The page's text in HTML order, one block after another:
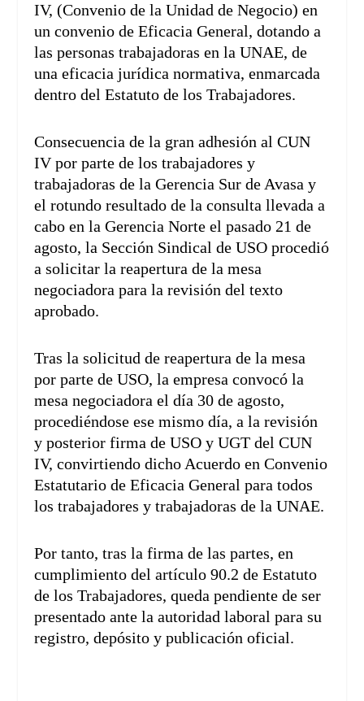
IV, (Convenio de la Unidad de Negocio) en
un convenio de Eficacia General, dotando a
las personas trabajadoras en la UNAE, de
una eficacia jurídica normativa, enmarcada
dentro del Estatuto de los Trabajadores.
Consecuencia de la gran adhesión al CUN
IV por parte de los trabajadores y
trabajadoras de la Gerencia Sur de Avasa y
el rotundo resultado de la consulta llevada a
cabo en la Gerencia Norte el pasado 21 de
agosto, la Sección Sindical de USO procedió
a solicitar la reapertura de la mesa
negociadora para la revisión del texto
aprobado.
Tras la solicitud de reapertura de la mesa
por parte de USO, la empresa convocó la
mesa negociadora el día 30 de agosto,
procediéndose ese mismo día, a la revisión
y posterior firma de USO y UGT del CUN
IV, convirtiendo dicho Acuerdo en Convenio
Estatutario de Eficacia General para todos
los trabajadores y trabajadoras de la UNAE.
Por tanto, tras la firma de las partes, en
cumplimiento del artículo 90.2 de Estatuto
de los Trabajadores, queda pendiente de ser
presentado ante la autoridad laboral para su
registro, depósito y publicación oficial.